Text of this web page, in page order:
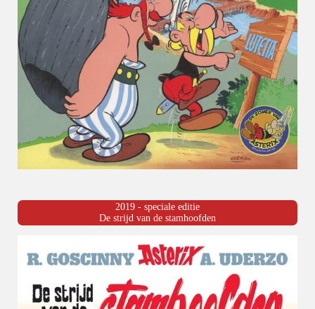
2019 - speciale editie
De strijd van de stamhoofden